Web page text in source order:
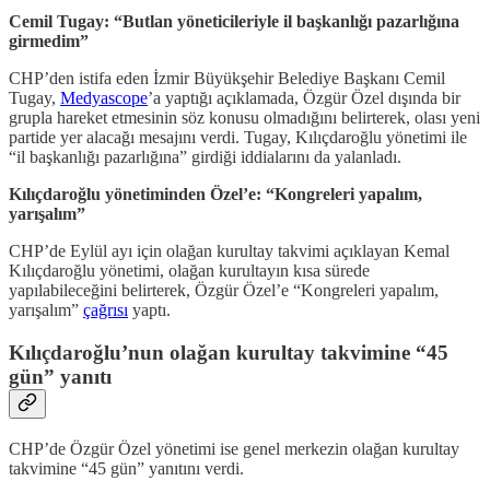
Cemil Tugay: “Butlan yöneticileriyle il başkanlığı pazarlığına
girmedim”
CHP’den istifa eden İzmir Büyükşehir Belediye Başkanı Cemil
Tugay, Medyascope’a yaptığı açıklamada, Özgür Özel dışında bir
grupla hareket etmesinin söz konusu olmadığını belirterek, olası yeni
partide yer alacağı mesajını verdi. Tugay, Kılıçdaroğlu yönetimi ile
“il başkanlığı pazarlığına” girdiği iddialarını da yalanladı.
Kılıçdaroğlu yönetiminden Özel’e: “Kongreleri yapalım,
yarışalım”
CHP’de Eylül ayı için olağan kurultay takvimi açıklayan Kemal
Kılıçdaroğlu yönetimi, olağan kurultayın kısa sürede
yapılabileceğini belirterek, Özgür Özel’e “Kongreleri yapalım,
yarışalım” çağrısı yaptı.
Kılıçdaroğlu’nun olağan kurultay takvimine “45
gün” yanıtı
CHP’de Özgür Özel yönetimi ise genel merkezin olağan kurultay
takvimine “45 gün” yanıtını verdi.